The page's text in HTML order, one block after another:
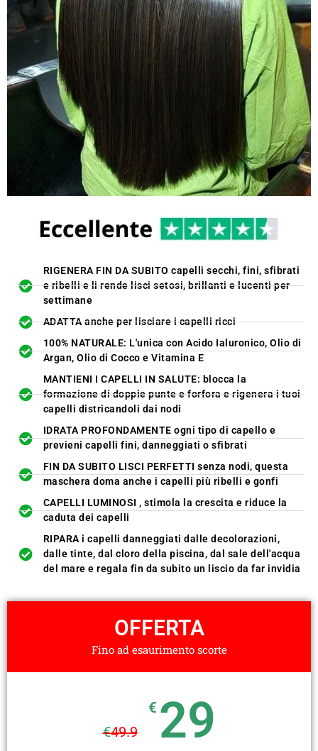
RIGENERA FIN DA SUBITO capelli secchi, fini, sfibrati
e ribelli e li rende lisci setosi, brillanti e lucenti per
settimane
ADATTA anche per lisciare i capelli ricci
100% NATURALE: L'unica con Acido Ialuronico, Olio di
Argan, Olio di Cocco e Vitamina E
MANTIENI I CAPELLI IN SALUTE: blocca la
formazione di doppie punte e forfora e rigenera i tuoi
capelli districandoli dai nodi
IDRATA PROFONDAMENTE ogni tipo di capello e
previeni capelli fini, danneggiati o sfibrati
FIN DA SUBITO LISCI PERFETTI senza nodi, questa
maschera doma anche i capelli più ribelli e gonfi
CAPELLI LUMINOSI , stimola la crescita e riduce la
caduta dei capelli
RIPARA i capelli danneggiati dalle decolorazioni,
dalle tinte, dal cloro della piscina, dal sale dell'acqua
del mare e regala fin da subito un liscio da far invidia
OFFERTA
Fino ad esaurimento scorte
€49.9
€ 29